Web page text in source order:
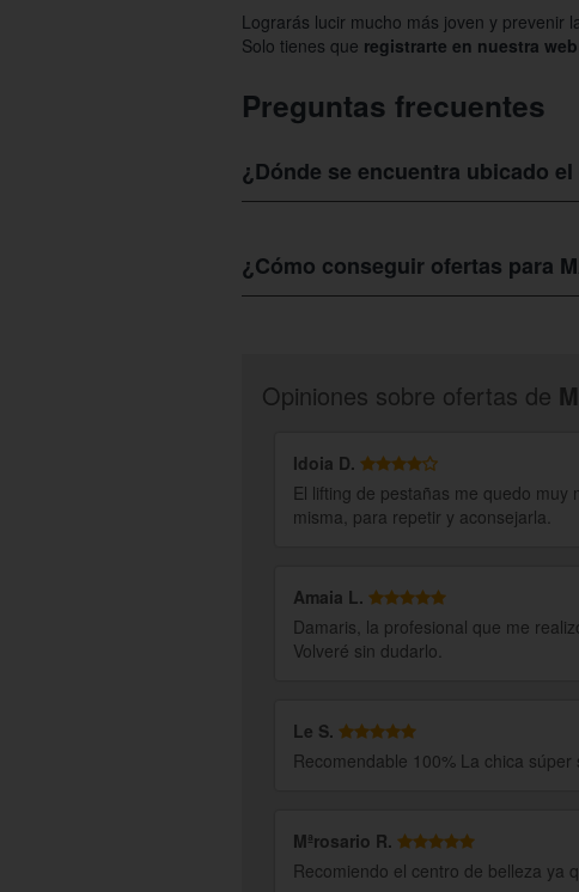
Lograrás lucir mucho más joven y prevenir
Solo tienes que registrarte en nuestra web
Preguntas frecuentes
¿Dónde se encuentra ubicado
caminata y la mejor comida luego de tu
¿Cómo conseguir ofertas para
disfrutar además de muchas más ofertas
mucho más.
Opiniones sobre ofertas de
Idoia D.
El lifting de pestañas me quedo
misma, para repetir y aconsejarla.
Amaia L.
Damaris, la profesional que me
Volveré sin dudarlo.
Le S.
Recomendable 100% La chica
Mªrosario R.
Recomiendo el centro de belleza ya